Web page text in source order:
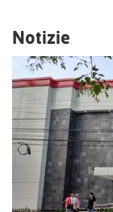
Notizie